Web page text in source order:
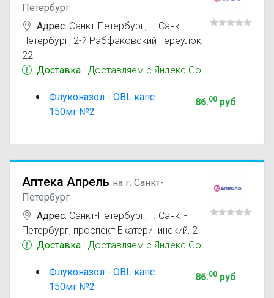
Петербург
Адрес: Санкт-Петербург, г. Санкт-
Петербург, 2-й Рабфаковский переулок,
22
Доставка : Доставляем с Яндекс Go
Флуконазол - OBL капс.
150мг №2
86.00руб
Аптека Апрель на г. Санкт-
Петербург
Адрес: Санкт-Петербург, г. Санкт-
Петербург, проспект Екатерининский, 2
Доставка : Доставляем с Яндекс Go
Флуконазол - OBL капс.
150мг №2
86.00руб